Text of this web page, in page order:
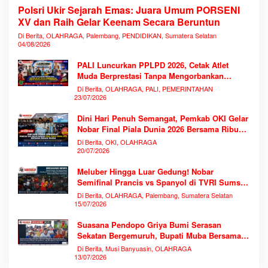
Polsri Ukir Sejarah Emas: Juara Umum PORSENI
XV dan Raih Gelar Keenam Secara Beruntun
Di Berita, OLAHRAGA, Palembang, PENDIDIKAN, Sumatera Selatan
04/08/2026
PALI Luncurkan PPLPD 2026, Cetak Atlet
Muda Berprestasi Tanpa Mengorbankan
Pendidikan
Di Berita, OLAHRAGA, PALI, PEMERINTAHAN
23/07/2026
Dini Hari Penuh Semangat, Pemkab OKI Gelar
Nobar Final Piala Dunia 2026 Bersama Ribuan
Warga
Di Berita, OKI, OLAHRAGA
20/07/2026
Meluber Hingga Luar Gedung! Nobar
Semifinal Prancis vs Spanyol di TVRI Sumsel
Memecahkan Rekor Antusiasme
Di Berita, OLAHRAGA, Palembang, Sumatera Selatan
15/07/2026
Suasana Pendopo Griya Bumi Serasan
Sekatan Bergemuruh, Bupati Muba Bersama
Ribuan Warga Nobar Laga Bersejarah Piala
Dunia 2026
Di Berita, Musi Banyuasin, OLAHRAGA
13/07/2026